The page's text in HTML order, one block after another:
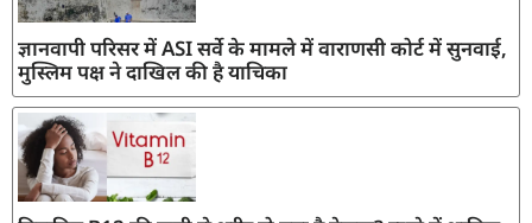
ज्ञानवापी परिसर में ASI सर्वे के मामले में वाराणसी कोर्ट में सुनवाई,
मुस्लिम पक्ष ने दाखिल की है याचिका